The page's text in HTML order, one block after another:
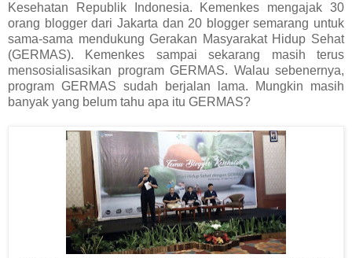
Kesehatan Republik Indonesia. Kemenkes mengajak 30
orang blogger dari Jakarta dan 20 blogger semarang untuk
sama-sama mendukung Gerakan Masyarakat Hidup Sehat
(GERMAS). Kemenkes sampai sekarang masih terus
mensosialisasikan program GERMAS. Walau sebenernya,
program GERMAS sudah berjalan lama. Mungkin masih
banyak yang belum tahu apa itu GERMAS?